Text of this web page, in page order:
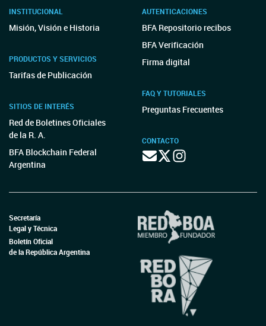
INSTITUCIONAL
Misión, Visión e Historia
PRODUCTOS Y SERVICIOS
Tarifas de Publicación
SITIOS DE INTERÉS
Red de Boletines Oficiales
de la R. A.
BFA Blockchain Federal
Argentina
AUTENTICACIONES
BFA Repositorio recibos
BFA Verificación
Firma digital
FAQ Y TUTORIALES
Preguntas Frecuentes
CONTACTO
Secretaría
Legal y Técnica
Boletín Oficial
de la República Argentina